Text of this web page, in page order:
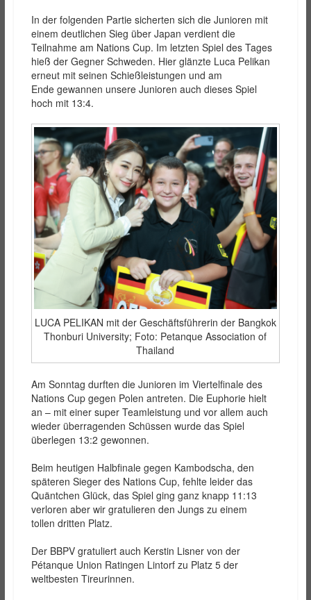
In der folgenden Partie sicherten sich die Junioren mit
einem deutlichen Sieg über Japan verdient die
Teilnahme am Nations Cup. Im letzten Spiel des Tages
hieß der Gegner Schweden. Hier glänzte Luca Pelikan
erneut mit seinen Schießleistungen und am
Ende gewannen unsere Junioren auch dieses Spiel
hoch mit 13:4.
LUCA PELIKAN mit der Geschäftsführerin der Bangkok
Thonburi University; Foto: Petanque Association of
Thailand
Am Sonntag durften die Junioren im Viertelfinale des
Nations Cup gegen Polen antreten. Die Euphorie hielt
an – mit einer super Teamleistung und vor allem auch
wieder überragenden Schüssen wurde das Spiel
überlegen 13:2 gewonnen.
Beim heutigen Halbfinale gegen Kambodscha, den
späteren Sieger des Nations Cup, fehlte leider das
Quäntchen Glück, das Spiel ging ganz knapp 11:13
verloren aber wir gratulieren den Jungs zu einem
tollen dritten Platz.
Der BBPV gratuliert auch Kerstin Lisner von der
Pétanque Union Ratingen Lintorf zu Platz 5 der
weltbesten Tireurinnen.